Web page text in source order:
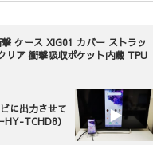
ケース XIG01 カバー ストラッ
リア 衝撃吸収ポケット内蔵 TPU
に出力させて
TCHD8）